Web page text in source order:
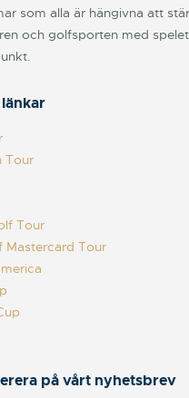
som alla är hängivna att
och golfsporten med
Tour
Tour
Mastercard Tour
på vårt nyhetsbrev